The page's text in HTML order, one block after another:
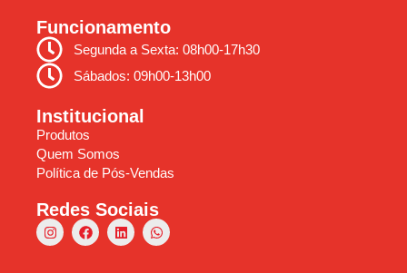
Funcionamento
Segunda a Sexta: 08h00-17h30
Sábados: 09h00-13h00
Institucional
Produtos
Quem Somos
Política de Pós-Vendas
Redes Sociais